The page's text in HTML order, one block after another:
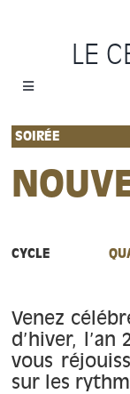
LE
Toggle
Accueil
Cycles
Sauvons le Cercle
SOIRÉE
CYCLE
Venez
d’hiver,
vous
sur les